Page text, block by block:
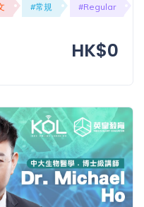
#常規 #Regular
HK$0